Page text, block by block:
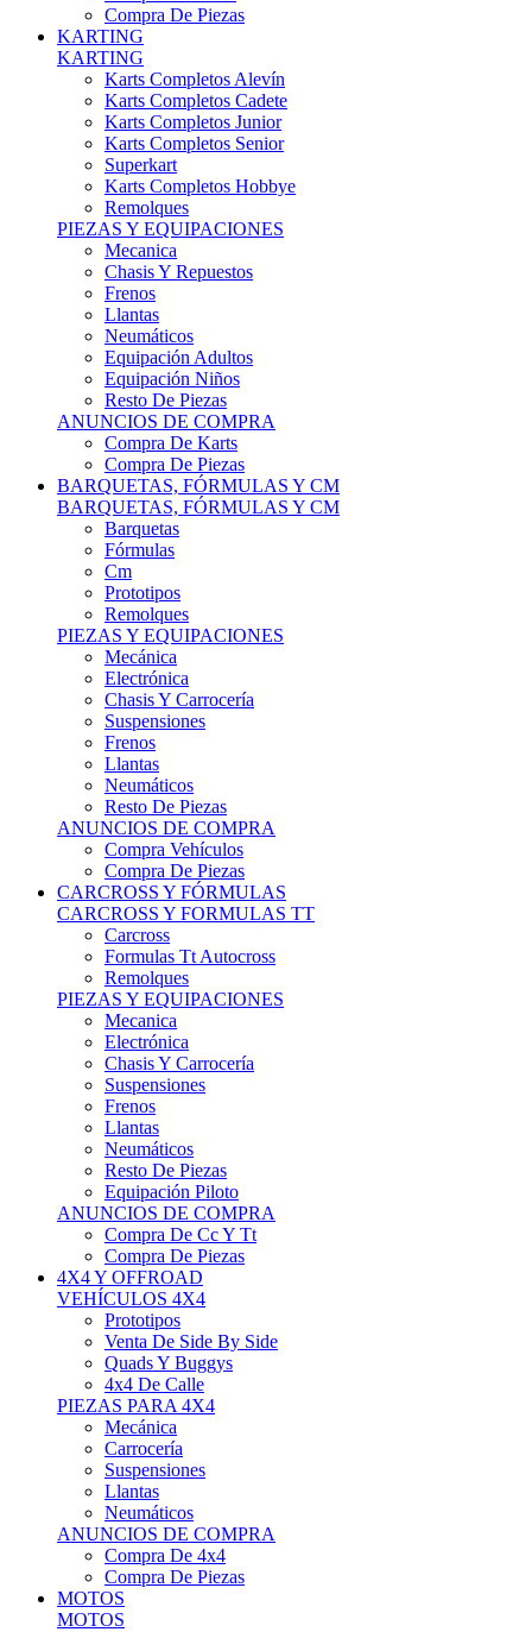
KARTING
KARTING
Karts Completos Alevín
Karts Completos Cadete
Karts Completos Junior
Karts Completos Senior
Superkart
Karts Completos Hobbye
Remolques
PIEZAS Y EQUIPACIONES
Mecanica
Chasis Y Repuestos
Frenos
Llantas
Neumáticos
Equipación Adultos
Equipación Niños
Resto De Piezas
ANUNCIOS DE COMPRA
Compra De Karts
Compra De Piezas
BARQUETAS, FÓRMULAS Y CM
BARQUETAS, FÓRMULAS Y CM
Barquetas
Fórmulas
Cm
Prototipos
Remolques
PIEZAS Y EQUIPACIONES
Mecánica
Electrónica
Chasis Y Carrocería
Suspensiones
Frenos
Llantas
Neumáticos
Resto De Piezas
ANUNCIOS DE COMPRA
Compra Vehículos
Compra De Piezas
CARCROSS Y FÓRMULAS
CARCROSS Y FORMULAS TT
Carcross
Formulas Tt Autocross
Remolques
PIEZAS Y EQUIPACIONES
Mecanica
Electrónica
Chasis Y Carrocería
Suspensiones
Frenos
Llantas
Neumáticos
Resto De Piezas
Equipación Piloto
ANUNCIOS DE COMPRA
Compra De Cc Y Tt
Compra De Piezas
4X4 Y OFFROAD
VEHÍCULOS 4X4
Prototipos
Venta De Side By Side
Quads Y Buggys
4x4 De Calle
PIEZAS PARA 4X4
Mecánica
Carrocería
Suspensiones
Llantas
Neumáticos
ANUNCIOS DE COMPRA
Compra De 4x4
Compra De Piezas
MOTOS
MOTOS
Motos De Circuito